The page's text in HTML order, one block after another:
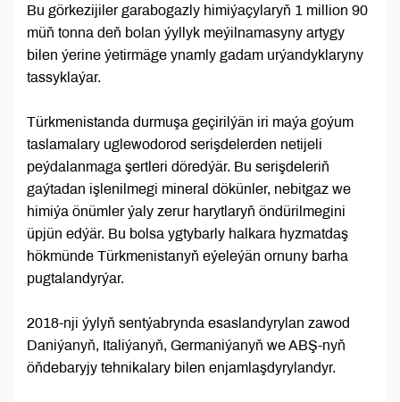
Bu görkezijiler garabogazly himiýaçylaryň 1 million 90
müň tonna deň bolan ýyllyk meýilnamasyny artygy
bilen ýerine ýetirmäge ynamly gadam urýandyklaryny
tassyklaýar.
Türkmenistanda durmuşa geçirilýän iri maýa goýum
taslamalary uglewodorod serişdelerden netijeli
peýdalanmaga şertleri döredýär. Bu serişdeleriň
gaýtadan işlenilmegi mineral dökünler, nebitgaz we
himiýa önümler ýaly zerur harytlaryň öndürilmegini
üpjün edýär. Bu bolsa ygtybarly halkara hyzmatdaş
hökmünde Türkmenistanyň eýeleýän ornuny barha
pugtalandyrýar.
2018-nji ýylyň sentýabrynda esaslandyrylan zawod
Daniýanyň, Italiýanyň, Germaniýanyň we ABŞ-nyň
öňdebaryjy tehnikalary bilen enjamlaşdyrylandyr.